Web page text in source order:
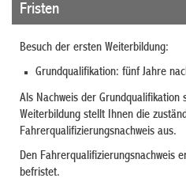
Fristen
Besuch der ersten Weiterbildung:
Grundqualifikation: fünf Jahre
Als Nachweis der Grundqualifikation
Weiterbildung stellt Ihnen die
Fahrerqualifizierungsnachweis aus.
Den Fahrerqualifizierungsnachweis
befristet.